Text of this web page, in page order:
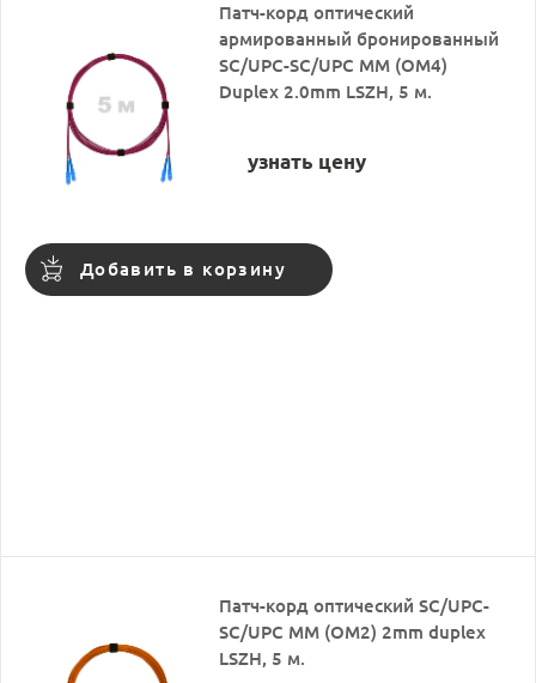
Патч-корд оптический
армированный бронированный
SC/UPC-SC/UPC MM (OM4)
Duplex 2.0mm LSZH, 5 м.
узнать цену
Добавить в корзину
Патч-корд оптический SC/UPC-
SC/UPC MM (OM2) 2mm duplex
LSZH, 5 м.